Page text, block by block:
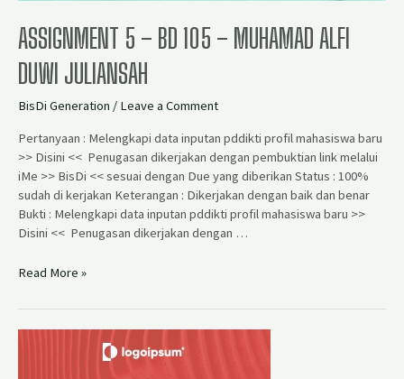
ASSIGNMENT 5 – BD 105 – MUHAMAD ALFI
DUWI JULIANSAH
BisDi Generation / Leave a Comment
Pertanyaan : Melengkapi data inputan pddikti profil mahasiswa baru
>> Disini << Penugasan dikerjakan dengan pembuktian link melalui
iMe >> BisDi << sesuai dengan Due yang diberikan Status : 100%
sudah di kerjakan Keterangan : Dikerjakan dengan baik dan benar
Bukti : Melengkapi data inputan pddikti profil mahasiswa baru >>
Disini << Penugasan dikerjakan dengan …
Read More »